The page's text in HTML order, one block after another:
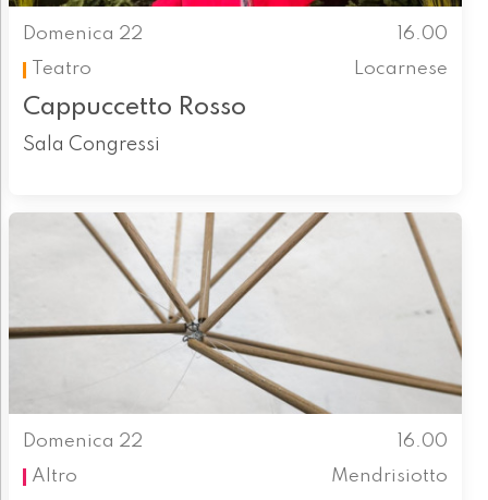
Domenica 22
16.00
Teatro
Locarnese
Cappuccetto Rosso
Sala Congressi
Domenica 22
16.00
Altro
Mendrisiotto